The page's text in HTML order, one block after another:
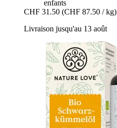
enfants
CHF 31.50 (CHF 87.50 / kg)
Livraison jusqu'au 13 août